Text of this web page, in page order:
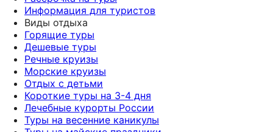
Информация для туристов
Виды отдыха
Горящие туры
Дешевые туры
Речные круизы
Морские круизы
Отдых с детьми
Короткие туры на 3-4 дня
Лечебные курорты России
Туры на весенние каникулы